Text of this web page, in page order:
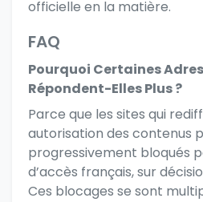
officielle en la matière.
FAQ
Pourquoi Certaines
Répondent-Elles Plus ?
Parce que les sites qui
autorisation des contenus
progressivement bloqués
d’accès français, sur
Ces blocages se sont